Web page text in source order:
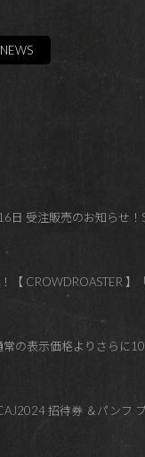
日 受注販売のお知らせ！
【 CROWDROASTER
常の表示価格よりさらに
招待券 ＆パンフ